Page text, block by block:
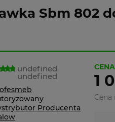
Sbm 802
undefined
undefined
Producenta
1
Cena